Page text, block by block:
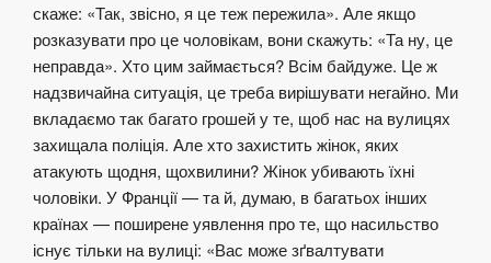
скаже: «Так, звісно, я це теж пережила». Але якщо
розказувати про це чоловікам, вони скажуть: «Та ну, це
неправда». Хто цим займається? Всім байдуже. Це ж
надзвичайна ситуація, це треба вирішувати негайно. Ми
вкладаємо так багато грошей у те, щоб нас на вулицях
захищала поліція. Але хто захистить жінок, яких
атакують щодня, щохвилини? Жінок убивають їхні
чоловіки. У Франції — та й, думаю, в багатьох інших
країнах — поширене уявлення про те, що насильство
існує тільки на вулиці: «Вас може зґвалтувати